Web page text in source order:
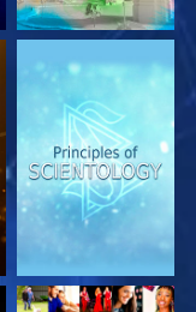
ESPLORA LE
SERIE